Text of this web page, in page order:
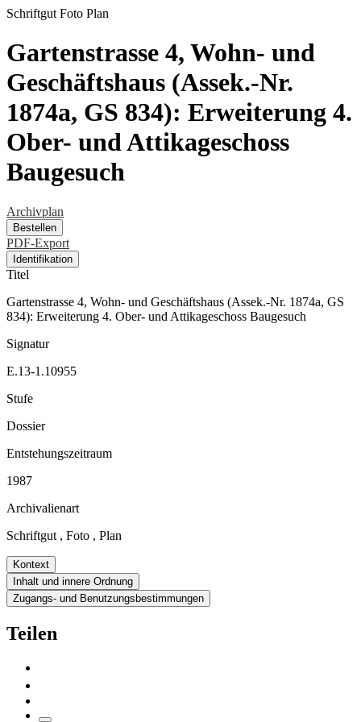
Schriftgut Foto Plan
Gartenstrasse 4, Wohn- und
Geschäftshaus (Assek.-Nr.
1874a, GS 834): Erweiterung 4.
Ober- und Attikageschoss
Baugesuch
Archivplan
Bestellen
PDF-Export
Identifikation
Titel
Gartenstrasse 4, Wohn- und Geschäftshaus (Assek.-Nr. 1874a, GS
834): Erweiterung 4. Ober- und Attikageschoss Baugesuch
Signatur
E.13-1.10955
Stufe
Dossier
Entstehungszeitraum
1987
Archivalienart
Schriftgut , Foto , Plan
Kontext
Inhalt und innere Ordnung
Zugangs- und Benutzungsbestimmungen
Teilen